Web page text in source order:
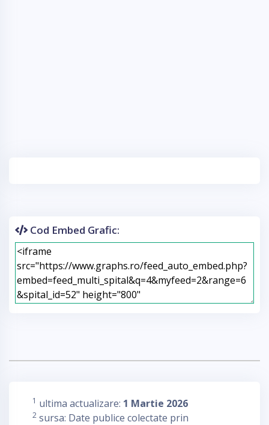
Cod Embed Grafic:
1 ultima actualizare: 1 Martie 2026
2 sursa: Date publice colectate prin